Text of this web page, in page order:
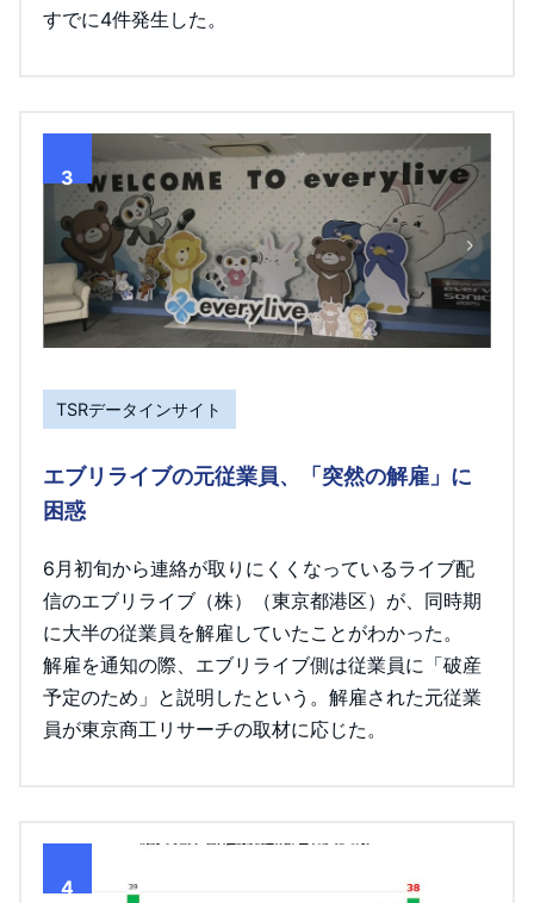
すでに4件発生した。
3
TSRデータインサイト
エブリライブの元従業員、「突然の解雇」に
困惑
6月初旬から連絡が取りにくくなっているライブ配
信のエブリライブ（株）（東京都港区）が、同時期
に大半の従業員を解雇していたことがわかった。
解雇を通知の際、エブリライブ側は従業員に「破産
予定のため」と説明したという。解雇された元従業
員が東京商工リサーチの取材に応じた。
4